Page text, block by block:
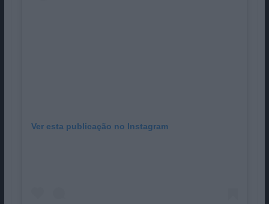
Ver esta publicação no Instagram